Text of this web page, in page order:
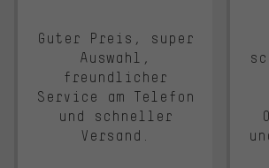
Guter Preis, super
Auswahl,
freundlicher
Service am Telefon
und schneller
Versand.